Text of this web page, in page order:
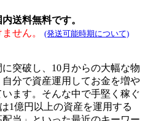
内送料無料です。
せん。
(発送可能時期について)
突破し、10月からの大幅な物
分で資産運用してお金を増や
ます。そんな中で手堅く稼ぐ
1億円以上の資産を運用する